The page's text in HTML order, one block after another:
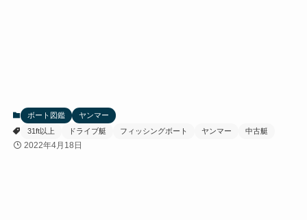
ボート図鑑
ヤンマー
31ft以上
ドライブ艇 フィッシングボート ヤンマー 中古艇
2022年4月18日